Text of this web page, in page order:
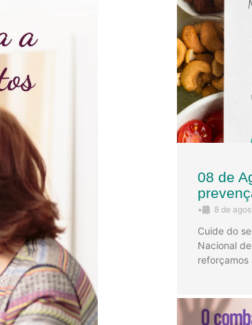
08 de
• 8 de
Cuide do
Nacional